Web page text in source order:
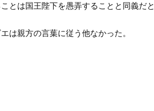
とは国王陛下を愚弄することと同義だと
は親方の言葉に従う他なかった。